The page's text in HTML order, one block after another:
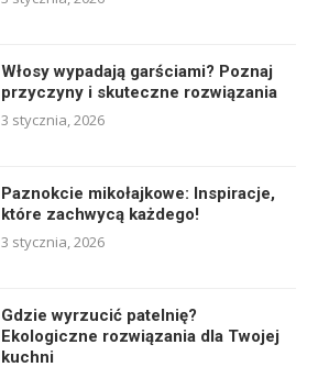
Włosy wypadają garściami? Poznaj
przyczyny i skuteczne rozwiązania
3 stycznia, 2026
Paznokcie mikołajkowe: Inspiracje,
które zachwycą każdego!
3 stycznia, 2026
Gdzie wyrzucić patelnię?
Ekologiczne rozwiązania dla Twojej
kuchni